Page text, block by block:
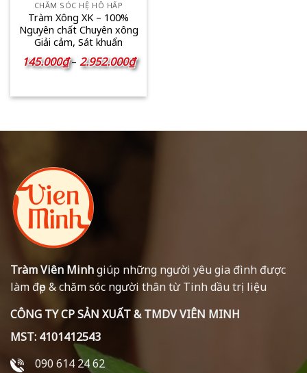
CHĂM SÓC HỆ HÔ HẤP
Tràm Xông XK – 100%
Nguyên chất Chuyên xông
Giải cảm, Sát khuẩn
145.000₫ – 2.952.000₫Khoảng
giá:
đến
Tràm Viên Minhgiúp những người yêu gia đình được
làm đẹp & chăm sóc người thân từ Tinh dầu trị liệu
CÔNG TY CP SẢN XUẤT & TMDV VIÊN MINH
MST: 4101412543
090 614 24 62